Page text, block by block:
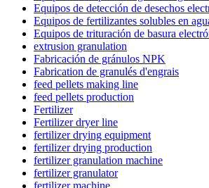
Equipos de detección de desechos
Equipos de fertilizantes solubles en
Equipos de trituración de basura
extrusion granulation
Fabricación de gránulos NPK
Fabrication de granulés d'engrais
feed pellets making line
feed pellets production
Fertilizer
Fertilizer dryer line
fertilizer drying equipment
fertilizer drying production
fertilizer granulation machine
fertilizer granulator